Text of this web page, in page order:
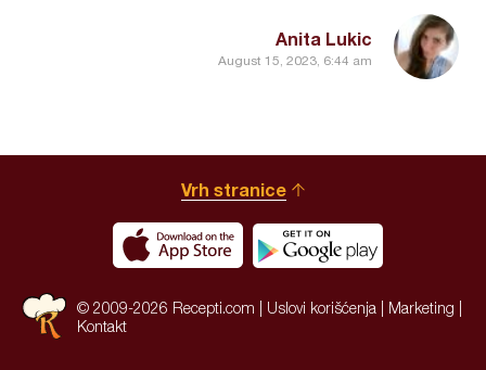
Anita Lukic
August 15, 2023, 6:44 am
Vrh stranice
© 2009-2026 Recepti.com | Uslovi korišćenja Marketing
Kontakt